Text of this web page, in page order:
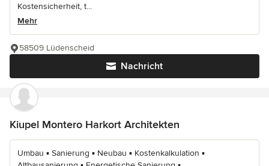
Kostensicherheit, t...
Mehr
Nachricht
58509 Lüdenscheid
Kiupel Montero Harkort Architekten
Umbau ▪ Sanierung ▪ Neubau ▪ Kostenkalkulation ▪